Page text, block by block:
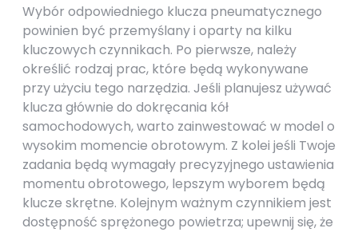
Wybór odpowiedniego klucza pneumatycznego
powinien być przemyślany i oparty na kilku
kluczowych czynnikach. Po pierwsze, należy
określić rodzaj prac, które będą wykonywane
przy użyciu tego narzędzia. Jeśli planujesz używać
klucza głównie do dokręcania kół
samochodowych, warto zainwestować w model o
wysokim momencie obrotowym. Z kolei jeśli Twoje
zadania będą wymagały precyzyjnego ustawienia
momentu obrotowego, lepszym wyborem będą
klucze skrętne. Kolejnym ważnym czynnikiem jest
dostępność sprężonego powietrza; upewnij się, że